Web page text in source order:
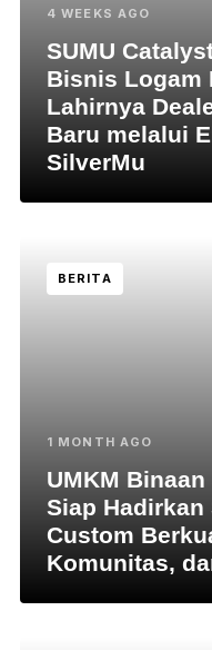
4 WEEKS AGO
SUMU
Bisnis Logam
Lahirnya
Baru melalui
SilverMu
BERITA
1 MONTH AGO
UMKM
Siap
Custom
Komunitas,